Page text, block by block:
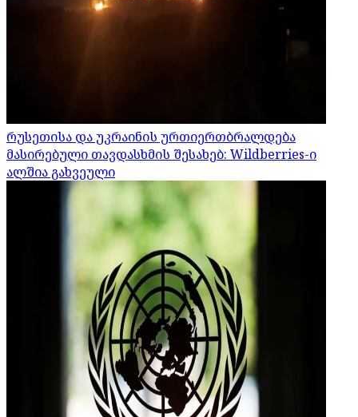
რუსეთისა და უკრაინის ურთიერთბრალდება
მასირებული თავდასხმის შესახებ: Wildberries-ი
ალშია გახვეული